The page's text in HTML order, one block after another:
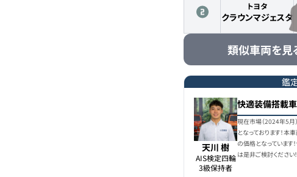
トヨタ
クラウンマジェスタ
類似車両を見
鑑
天川 樹
AIS検定四輪
3級保持者
快適装備搭載車
現在市場（2024年5月
となっております！本
の価格となっていま
は是非ご検討ください